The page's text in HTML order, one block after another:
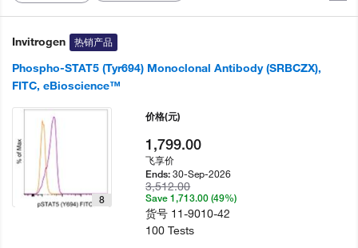
Invitrogen 热销产品
Phospho-STAT5 (Tyr694) Monoclonal Antibody (SRBCZX),
FITC, eBioscience™
8
价格(元)
1,799.00
飞享价
Ends:30-Sep-2026
3,512.00
Save 1,713.00 (49%)
货号 11-9010-42
100 Tests